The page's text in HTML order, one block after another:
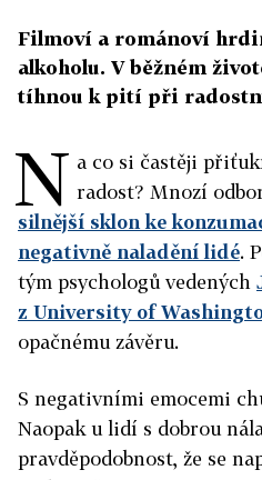
Filmoví a románoví
alkoholu. V běžném
tíhnou k pití při
N a co si častěji
radost? Mnozí
silnější sklon ke
negativně naladění lidé.
tým psychologů vedených
z University of
opačnému závěru.
S negativními emocemi
Naopak u lidí s dobrou
pravděpodobnost, že se